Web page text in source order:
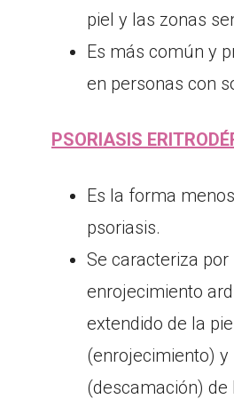
piel y las zonas
Es más común y
en personas con
PSORIASIS
Es la forma
psoriasis.
Se caracteriza por
enrojecimiento
extendido de la
(enrojecimiento)
(descamación) de